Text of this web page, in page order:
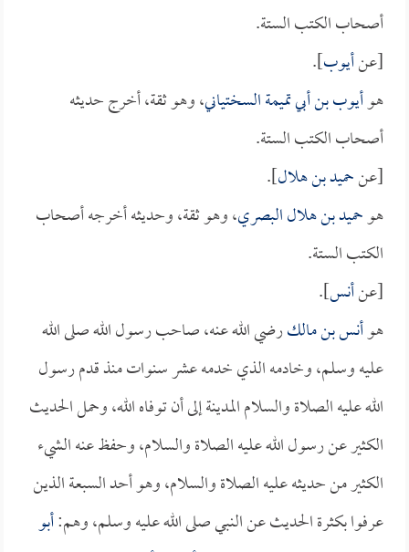
أصحاب الكتب الستة.
[عنأيوب].
هوأيوب بن أبي تميمة السختياني، وهو ثقة، أخرج حديثه
أصحاب الكتب الستة.
[عنحميد بن هلال].
هوحميد بن هلال البصري، وهو ثقة، وحديثه أخرجه أصحاب
الكتب الستة.
[عنأنس].
هوأنس بن مالكرضي الله عنه، صاحب رسول الله صلى الله
عليه وسلم، وخادمه الذي خدمه عشر سنوات منذ قدم رسول
الله عليه الصلاة والسلام المدينة إلى أن توفاه الله، وحمل الحديث
الكثير عن رسول الله عليه الصلاة والسلام، وحفظ عنه الشيء
الكثير من حديثه عليه الصلاة والسلام، وهو أحد السبعة الذين
عرفوا بكثرة الحديث عن النبي صلى الله عليه وسلم، وهم:أبو